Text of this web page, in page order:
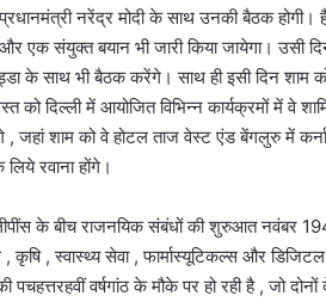
नरेंद्र मोदी के साथ उनकी बैठक होगी।
एक संयुक्त बयान भी जारी किया जायेगा। उसी
के साथ भी बैठक करेंगे। साथ ही इसी दिन शाम
को दिल्ली में आयोजित विभिन्न कार्यक्रमों में वे
जहां शाम को वे होटल ताज वेस्ट एंड बेंगलुरु में
रवाना होंगे।
के बीच राजनयिक संबंधों की शुरुआत नवंबर
, कृषि , स्वास्थ्य सेवा , फार्मास्यूटिकल्स और
पचहत्तरहवीं वर्षगांठ के मौके पर हो रही है , जो